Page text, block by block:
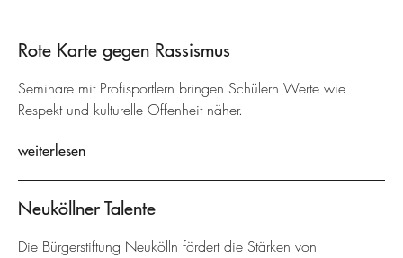
Rote Karte gegen Rassismus
Seminare mit Profisportlern bringen Schülern Werte wie
Respekt und kulturelle Offenheit näher.
weiterlesen
Neuköllner Talente
Die Bürgerstiftung Neukölln fördert die Stärken von